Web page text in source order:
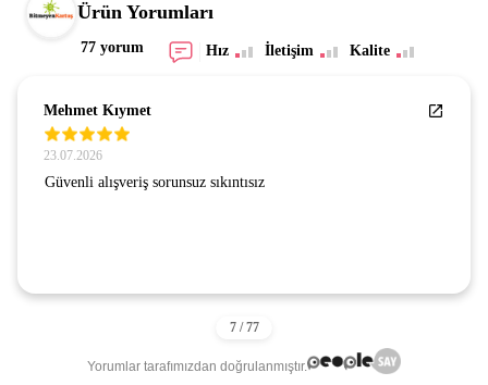
Ürün Yorumları
77 yorum Hız İletişim Kalite
Mehmet Kıymet
23.07.2026
Güvenli alışveriş sorunsuz sıkıntısız
Yorumlar tarafımızdan doğrulanmıştır.